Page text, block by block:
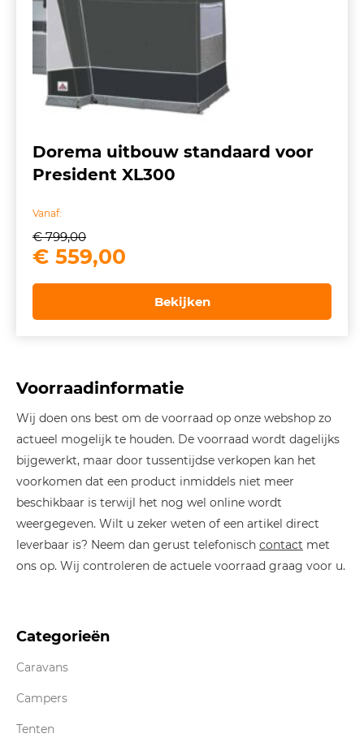
Dorema uitbouw standaard voor
President XL300
Vanaf:
€799,00
Oorspronkelijke
€ 799,00.
€ 559,00
€ 559,00.
Bekijken
Voorraadinformatie
Wij doen ons best om de voorraad op onze webshop zo
actueel mogelijk te houden. De voorraad wordt dagelijks
bijgewerkt, maar door tussentijdse verkopen kan het
voorkomen dat een product inmiddels niet meer
beschikbaar is terwijl het nog wel online wordt
weergegeven. Wilt u zeker weten of een artikel direct
leverbaar is? Neem dan gerust telefonisch contact met
ons op. Wij controleren de actuele voorraad graag voor u.
Categorieën
Caravans
Campers
Tenten